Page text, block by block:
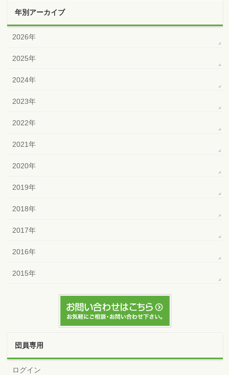
年別アーカイブ
2026年
2025年
2024年
2023年
2022年
2021年
2020年
2019年
2018年
2017年
2016年
2015年
団員専用
ログイン